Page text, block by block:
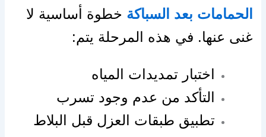
الحمامات بعد السباكة خطوة أساسية لا
غنى عنها. في هذه المرحلة يتم:
اختبار تمديدات المياه
التأكد من عدم وجود تسرب
تطبيق طبقات العزل قبل البلاط